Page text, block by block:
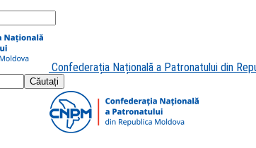
Confederația Națională a Patronatului din